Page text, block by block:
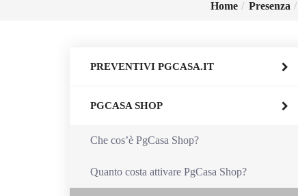
Home Presenza
PREVENTIVI PGCASA.IT
PGCASA SHOP
Che cos’è PgCasa Shop?
Quanto costa attivare PgCasa Shop?